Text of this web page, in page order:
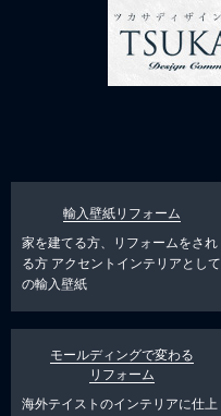
輸入壁紙リフォーム
家を建てる方、リフォームをされ
る方 アクセントインテリアとして
の輸入壁紙
モールディングで変わる
リフォーム
海外テイストのインテリアに仕上